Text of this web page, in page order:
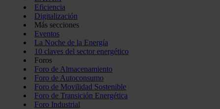
Eficiencia
Digitalización
Más secciones
Eventos
La Noche de la Energía
10 claves del sector energético
Foros
Foro de Almacenamiento
Foro de Autoconsumo
Foro de Movilidad Sostenible
Foro de Transición Energética
Foro Industrial